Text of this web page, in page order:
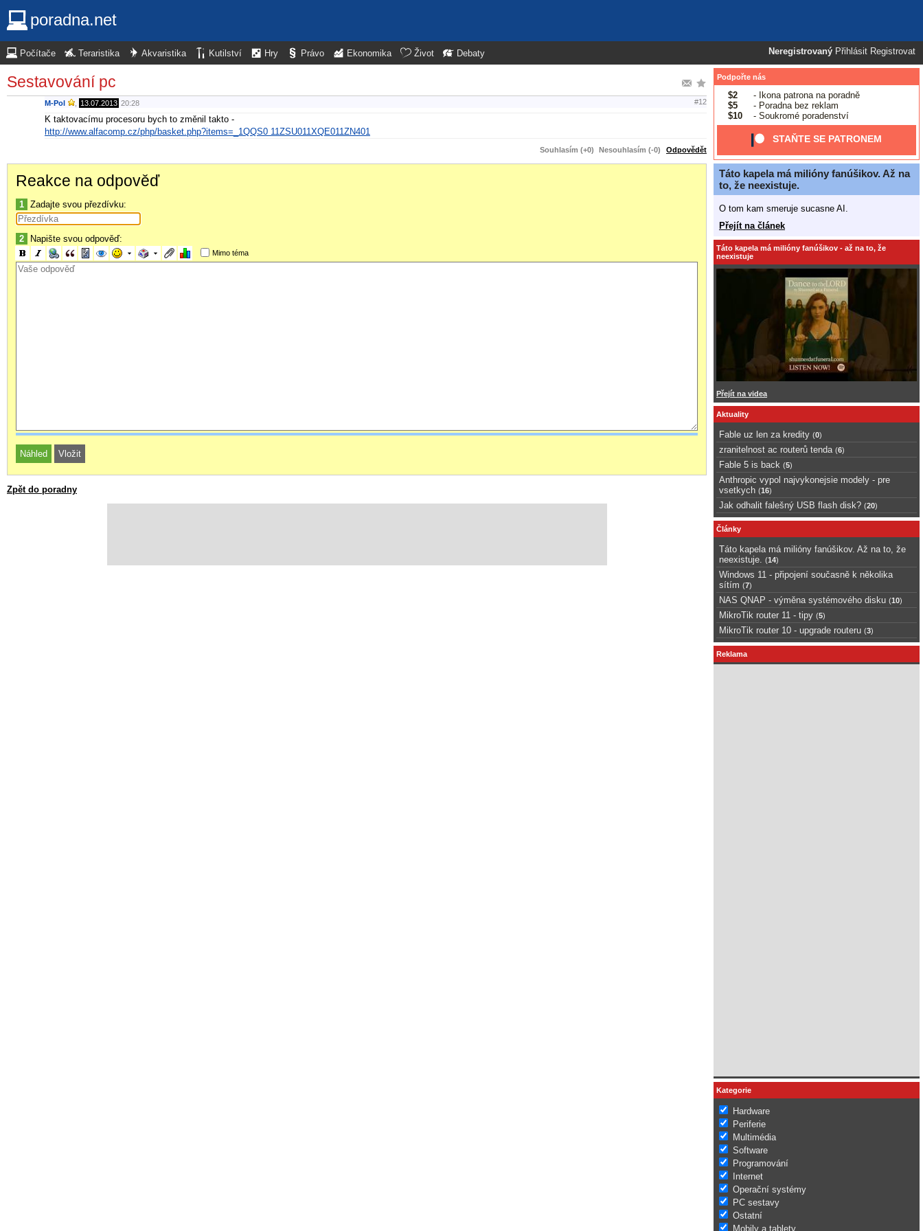
poradna.net
Neregistrovaný Přihlásit Registrovat
Počítače Teraristika Akvaristika Kutilství Hry Právo Ekonomika Život Debaty
Sestavování pc
M-Pol 13.07.2013 20:28 #12
K taktovacímu procesoru bych to změnil takto -
http://www.alfacomp.cz/php/basket.php?items=_1QQS0 11ZSU011XQE011ZN401
Souhlasím (+0) Nesouhlasím (-0) Odpovědět
Reakce na odpověď
1 Zadajte svou přezdívku:
2 Napište svou odpověď:
Mimo téma
Zpět do poradny
Podpořte nás
$2
- Ikona patrona na poradně
$5
- Poradna bez reklam
$10
- Soukromé poradenství
STAŇTE SE PATRONEM
Táto kapela má milióny fanúšikov. Až na
to, že neexistuje.
O tom kam smeruje sucasne AI.
Přejít na článek
Táto kapela má milióny fanúšikov - až na to, že
neexistuje
Přejít na videa
Aktuality
Fable uz len za kredity (0)
zranitelnost ac routerů tenda (6)
Fable 5 is back (5)
Anthropic vypol najvykonejsie modely - pre
vsetkych (16)
Jak odhalit falešný USB flash disk? (20)
Články
Táto kapela má milióny fanúšikov. Až na to, že
neexistuje.
(14)
Windows 11 - připojení současně k několika
sítím (7)
NAS QNAP - výměna systémového disku (10)
MikroTik router 11 - tipy (5)
MikroTik router 10 - upgrade routeru (3)
Reklama
Kategorie
Hardware
Periferie
Multimédia
Software
Programování
Internet
Operační systémy
PC sestavy
Ostatní
Mobily a tablety